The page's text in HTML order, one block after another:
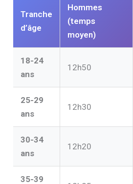
Tranche
d’âge
Hommes
(temps
moyen)
18-24
ans
12h50
25-29
ans
12h30
30-34
ans
12h20
35-39